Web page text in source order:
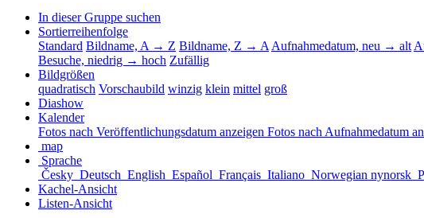
In dieser Gruppe suchen
Sortierreihenfolge
Standard Bildname, A → Z Bildname, Z → A Aufnahmedatum, neu → alt
Besuche, niedrig → hoch Zufällig
Bildgrößen
quadratisch Vorschaubild winzig klein mittel groß
Diashow
Kalender
Fotos nach Veröffentlichungsdatum anzeigen Fotos nach Aufnahmedatum
map
Sprache
Česky Deutsch English Español Français Italiano Norwegian nynorsk
Kachel-Ansicht
Listen-Ansicht